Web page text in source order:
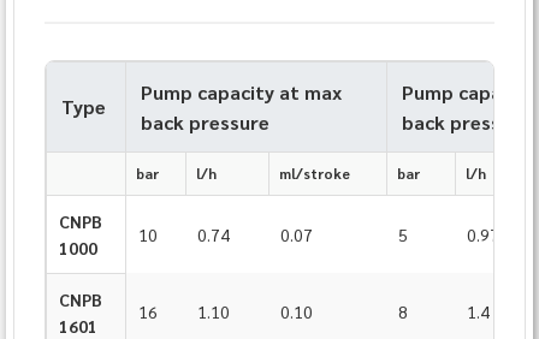
Type
Pump capacity at max
back pressure
Pump
back pressure
bar l/h ml/stroke bar l/h
CNPB
1000
10 0.74 0.07 5 0.97
CNPB
1601
16 1.10 0.10 8 1.4